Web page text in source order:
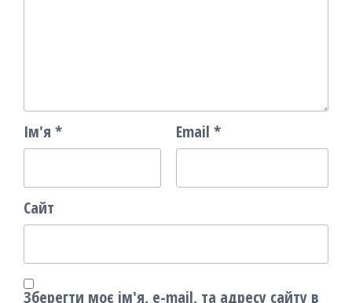
Ім'я * Email *
Сайт
Зберегти моє ім'я, e-mail, та адресу сайту в